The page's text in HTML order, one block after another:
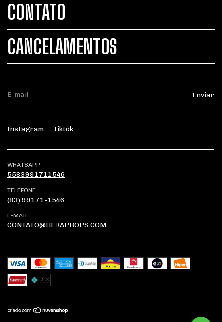
CONTATO
CANCELAMENTOS
Instagram Tiktok
WHATSAPP
5583991711546
TELEFONE
(83) 99171-1546
E-MAIL
CONTATO@HERAPROPS.COM